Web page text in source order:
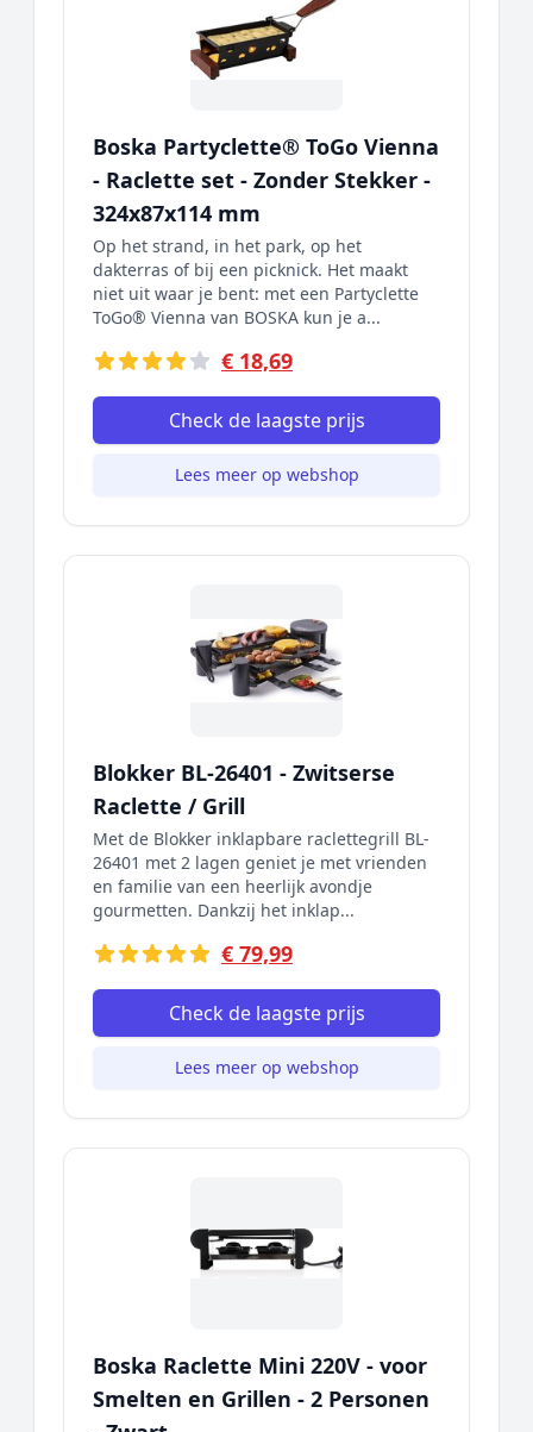
Boska Partyclette® ToGo Vienna
- Raclette set - Zonder Stekker -
324x87x114 mm
Op het strand, in het park, op het
dakterras of bij een picknick. Het maakt
niet uit waar je bent: met een Partyclette
ToGo® Vienna van BOSKA kun je a...
€ 18,69
Check de laagste prijs
Lees meer op webshop
Blokker BL-26401 - Zwitserse
Raclette / Grill
Met de Blokker inklapbare raclettegrill BL-
26401 met 2 lagen geniet je met vrienden
en familie van een heerlijk avondje
gourmetten. Dankzij het inklap...
€ 79,99
Check de laagste prijs
Lees meer op webshop
Boska Raclette Mini 220V - voor
Smelten en Grillen - 2 Personen